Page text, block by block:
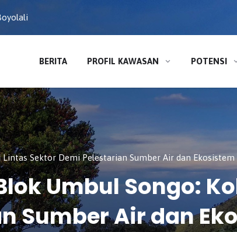
BERITA PROFIL KAWASAN POTENSI
Sektor Demi Pelestarian Sumber Air dan Ekosistem
Umbul Songo:
Sumber Air dan